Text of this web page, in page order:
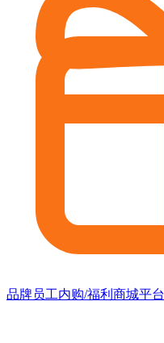
品牌员工内购/福利商城平台